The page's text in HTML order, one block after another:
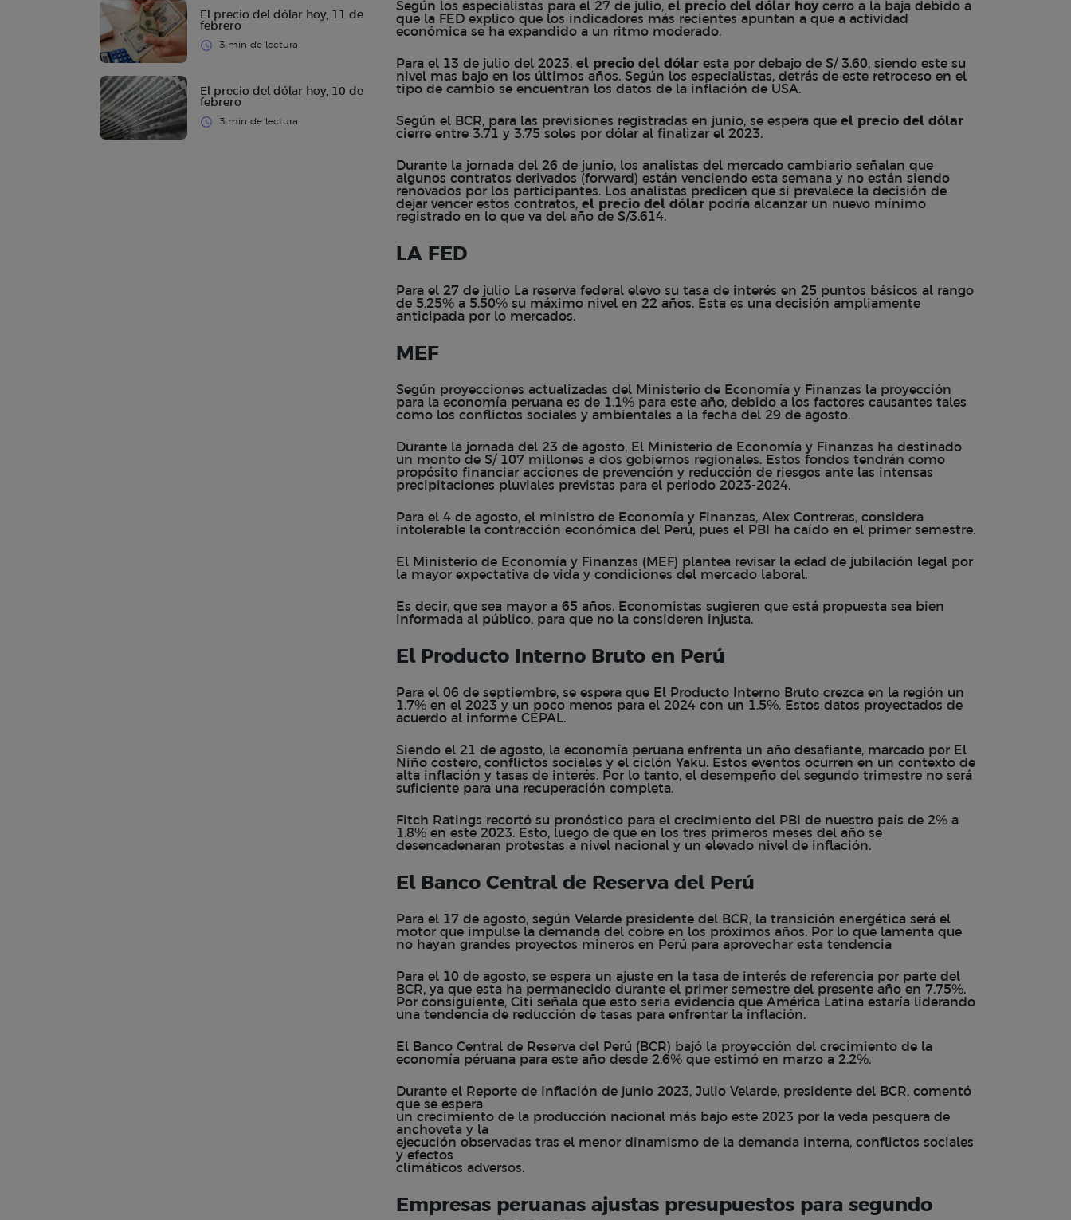
El precio del dólar hoy, 11 de
febrero
3 min de lectura
El precio del dólar hoy, 10 de
febrero
3 min de lectura
Según los especialistas para el 27 de julio, el precio del dólar hoycerro a la baja debido a
que la FED explico que los indicadores más recientes apuntan a que a actividad
económica se ha expandido a un ritmo moderado.
Para el 13 de julio del 2023, el precio del dólar esta por debajo de S/ 3.60, siendo este su
nivel mas bajo en los últimos años. Según los especialistas, detrás de este retroceso en el
tipo de cambio se encuentran los datos de la inflación de USA.
Según el BCR, para las previsiones registradas en junio, se espera que el precio del dólar
cierre entre 3.71 y 3.75 soles por dólar al finalizar el 2023.
Durante la jornada del 26 de junio, los analistas del mercado cambiario señalan que
algunos contratos derivados (forward) están venciendo esta semana y no están siendo
renovados por los participantes. Los analistas predicen que si prevalece la decisión de
dejar vencer estos contratos, el precio del dólar podría alcanzar un nuevo mínimo
registrado en lo que va del año de S/3.614.
LA FED
Para el 27 de julio La reserva federal elevo su tasa de interés en 25 puntos básicos al rango
de 5.25% a 5.50% su máximo nivel en 22 años. Esta es una decisión ampliamente
anticipada por lo mercados.
MEF
Según proyecciones actualizadas del Ministerio de Economía y Finanzas la proyección
para la economía peruana es de 1.1% para este año, debido a los factores causantes tales
como los conflictos sociales y ambientales a la fecha del 29 de agosto.
Durante la jornada del 23 de agosto, El Ministerio de Economía y Finanzas ha destinado
un monto de S/ 107 millones a dos gobiernos regionales. Estos fondos tendrán como
propósito financiar acciones de prevención y reducción de riesgos ante las intensas
precipitaciones pluviales previstas para el periodo 2023-2024.
Para el 4 de agosto, el ministro de Economía y Finanzas, Alex Contreras, considera
intolerable la contracción económica del Perú, pues el PBI ha caído en el primer semestre.
El Ministerio de Economía y Finanzas (MEF) plantea revisar la edad de jubilación legal por
la mayor expectativa de vida y condiciones del mercado laboral.
Es decir, que sea mayor a 65 años. Economistas sugieren que está propuesta sea bien
informada al público, para que no la consideren injusta.
El Producto Interno Bruto en Perú
Para el 06 de septiembre, se espera que El Producto Interno Bruto crezca en la región un
1.7% en el 2023 y un poco menos para el 2024 con un 1.5%. Estos datos proyectados de
acuerdo al informe CEPAL.
Siendo el 21 de agosto, la economía peruana enfrenta un año desafiante, marcado por El
Niño costero, conflictos sociales y el ciclón Yaku. Estos eventos ocurren en un contexto de
alta inflación y tasas de interés. Por lo tanto, el desempeño del segundo trimestre no será
suficiente para una recuperación completa.
Fitch Ratings recortó su pronóstico para el crecimiento del PBI de nuestro país de 2% a
1.8% en este 2023. Esto, luego de que en los tres primeros meses del año se
desencadenaran protestas a nivel nacional y un elevado nivel de inflación.
El Banco Central de Reserva del Perú
Para el 17 de agosto, según Velarde presidente del BCR, la transición energética será el
motor que impulse la demanda del cobre en los próximos años. Por lo que lamenta que
no hayan grandes proyectos mineros en Perú para aprovechar esta tendencia
Para el 10 de agosto, se espera un ajuste en la tasa de interés de referencia por parte del
BCR, ya que esta ha permanecido durante el primer semestre del presente año en 7.75%.
Por consiguiente, Citi señala que esto seria evidencia que América Latina estaría liderando
una tendencia de reducción de tasas para enfrentar la inflación.
El Banco Central de Reserva del Perú (BCR) bajó la proyección del crecimiento de la
economía péruana para este año desde 2.6% que estimó en marzo a 2.2%.
Durante el Reporte de Inflación de junio 2023, Julio Velarde, presidente del BCR, comentó
que se espera
un crecimiento de la producción nacional más bajo este 2023 por la veda pesquera de
anchoveta y la
ejecución observadas tras el menor dinamismo de la demanda interna, conflictos sociales
y efectos
climáticos adversos.
Empresas peruanas ajustas presupuestos para segundo